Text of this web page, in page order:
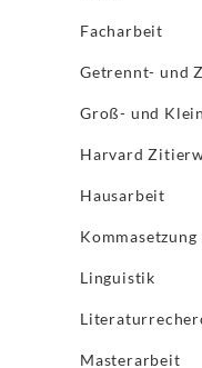
Facharbeit
Getrennt- und
Groß- und
Harvard
Hausarbeit
Kommasetzung
Linguistik
Masterarbeit